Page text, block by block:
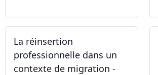
La réinsertion
professionnelle dans un
contexte de migration -